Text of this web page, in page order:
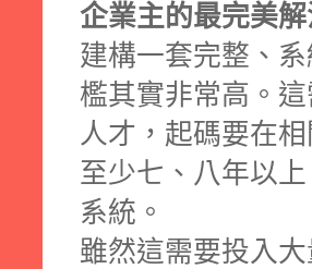
企業主的最完美
建構一套完整、
檻其實非常高。
人才，起碼要在
至少七、八年以
系統。
雖然這需要投入